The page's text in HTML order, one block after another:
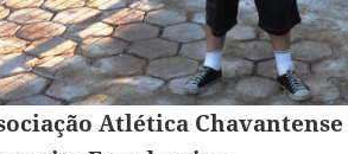
Atlética Chavantense